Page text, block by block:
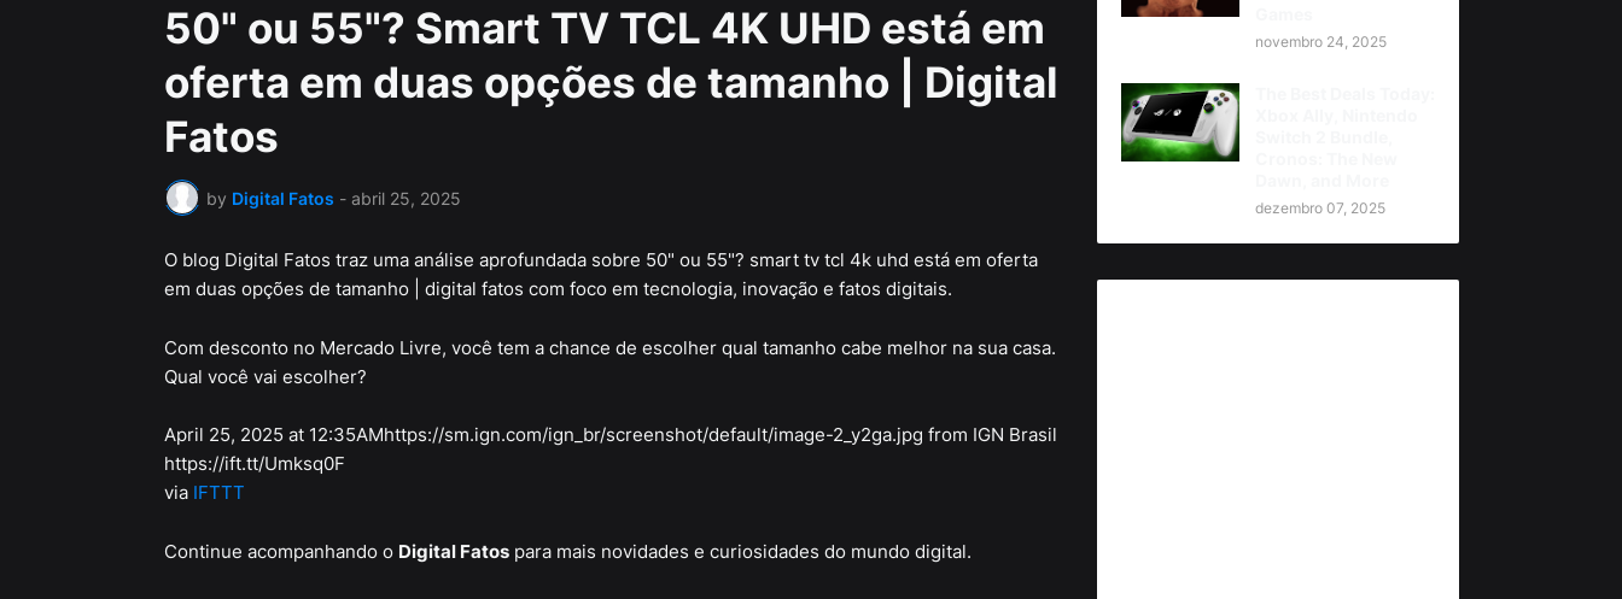
50" ou 55"? Smart TV TCL 4K UHD está em
oferta em duas opções de tamanho | Digital
Fatos
by Digital Fatos - abril 25, 2025
O blog Digital Fatos traz uma análise aprofundada sobre 50" ou 55"? smart tv tcl 4k uhd está em oferta
em duas opções de tamanho | digital fatos com foco em tecnologia, inovação e fatos digitais.
Com desconto no Mercado Livre, você tem a chance de escolher qual tamanho cabe melhor na sua casa.
Qual você vai escolher?
April 25, 2025 at 12:35AMhttps://sm.ign.com/ign_br/screenshot/default/image-2_y2ga.jpg from IGN Brasil
https://ift.tt/Umksq0F
via IFTTT
Continue acompanhando o Digital Fatospara mais novidades e curiosidades do mundo digital.
novembro 24, 2025
dezembro 07, 2025